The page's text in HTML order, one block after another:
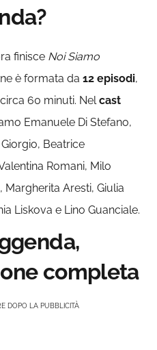
finisce Noi Siamo
è formata da12 episodi,
60 minuti. Nelcast
Emanuele Di Stefano,
Beatrice
Romani, Milo
Margherita Aresti, Giulia
Liskova e Lino Guanciale.
completa
DOPO LA PUBBLICITÀ